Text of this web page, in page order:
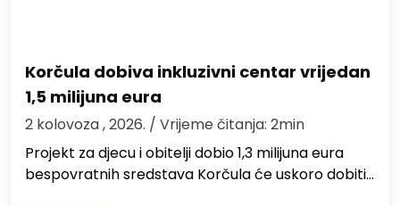
Korčula dobiva inkluzivni centar vrijedan
1,5 milijuna eura
2 kolovoza , 2026. / Vrijeme čitanja: 2min
Projekt za djecu i obitelji dobio 1,3 milijuna eura
bespovratnih sredstava Korčula će uskoro dobiti…